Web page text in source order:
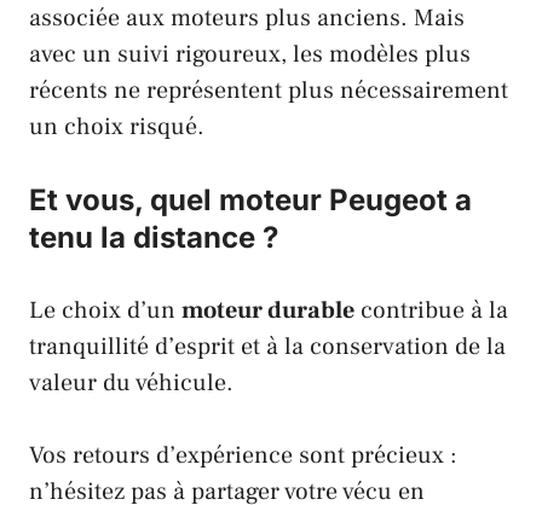
associée aux moteurs plus anciens. Mais
avec un suivi rigoureux, les modèles plus
récents ne représentent plus nécessairement
un choix risqué.
Et vous, quel moteur Peugeot a
tenu la distance ?
Le choix d’un moteur durable contribue à la
tranquillité d’esprit et à la conservation de la
valeur du véhicule.
Vos retours d’expérience sont précieux :
n’hésitez pas à partager votre vécu en